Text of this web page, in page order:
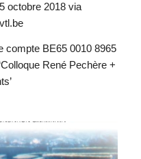
octobre 2018 via
compte BE65 0010 8965
René Pechère +